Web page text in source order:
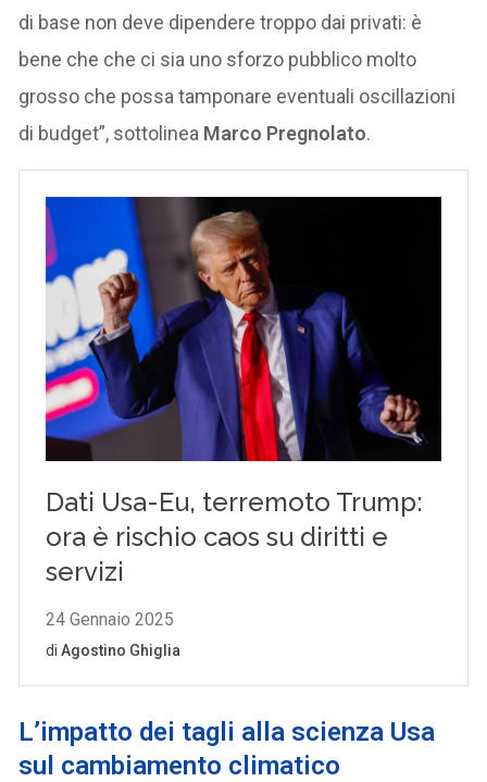
di base non deve dipendere troppo dai privati: è
bene che che ci sia uno sforzo pubblico molto
grosso che possa tamponare eventuali oscillazioni
di budget”, sottolinea Marco Pregnolato.
L’impatto dei tagli alla scienza Usa
sul cambiamento climatico